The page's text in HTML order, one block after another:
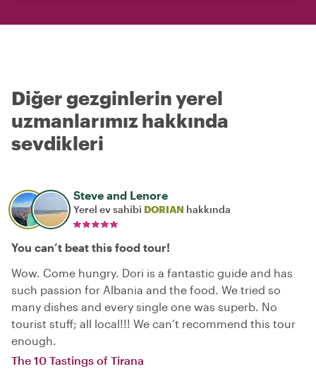
Diğer gezginlerin yerel
uzmanlarımız hakkında
sevdikleri
Steve and Lenore
Yerel ev sahibi DORIAN hakkında
You can’t beat this food tour!
Wow. Come hungry. Dori is a fantastic guide and has
such passion for Albania and the food. We tried so
many dishes and every single one was superb. No
tourist stuff; all local!!! We can’t recommend this tour
enough.
The 10 Tastings of Tirana